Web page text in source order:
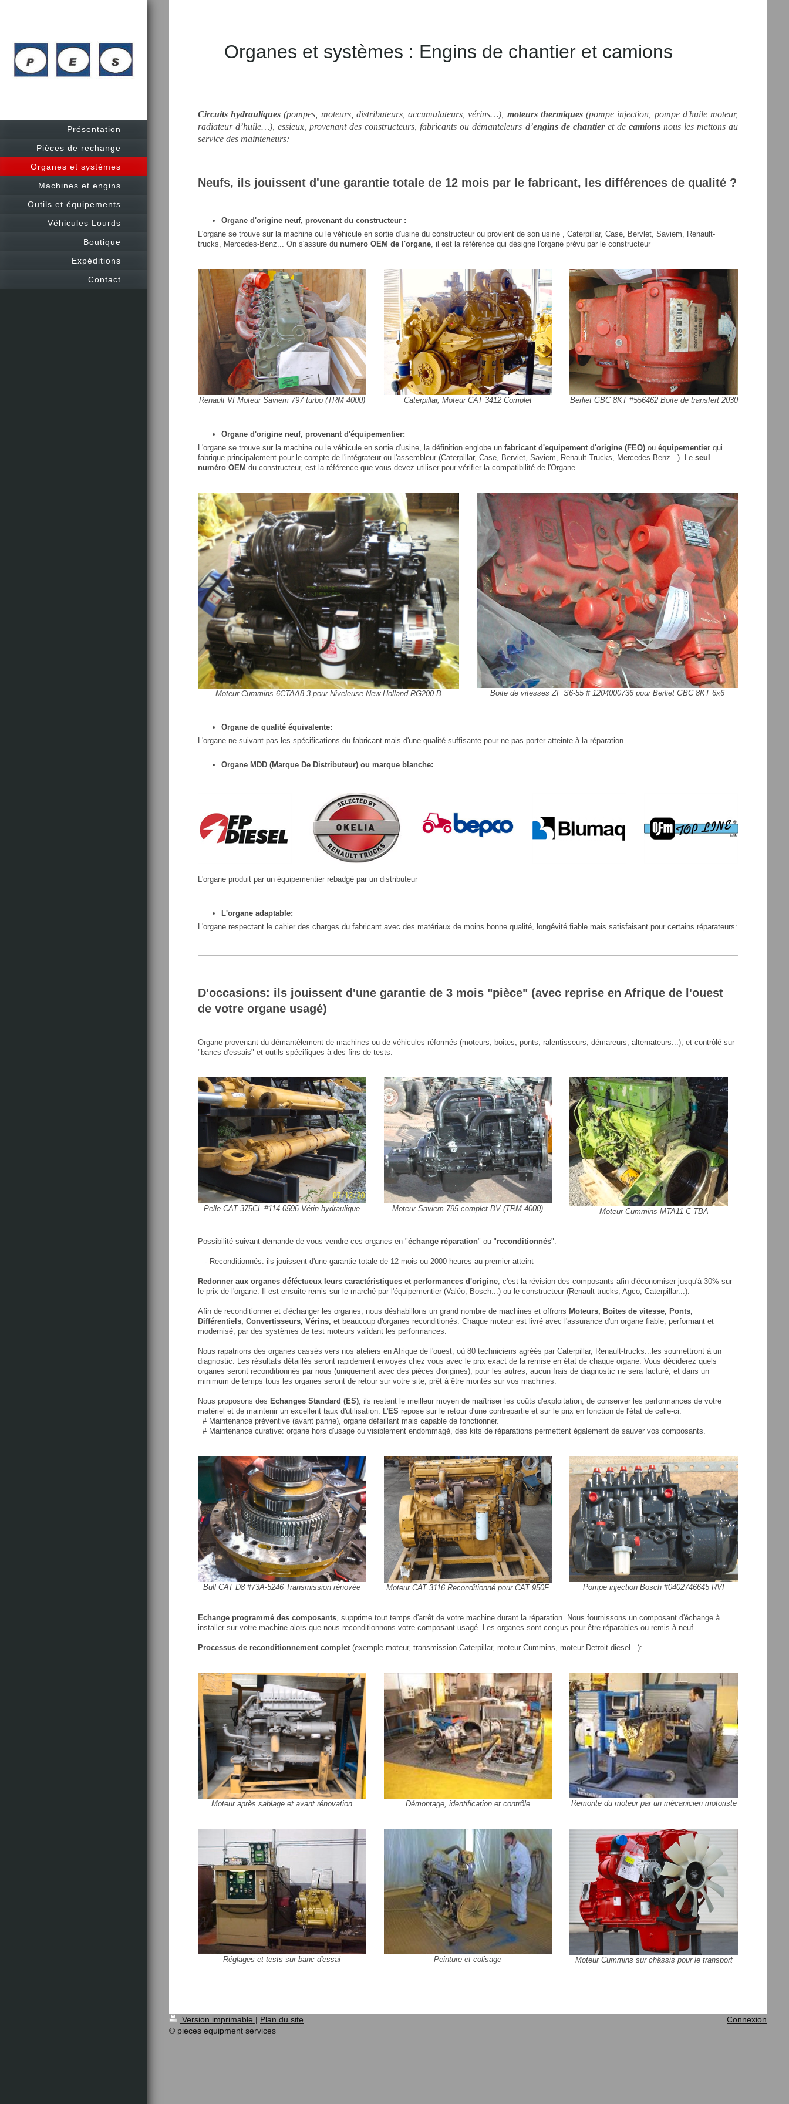
Présentation
Pièces de rechange
Organes et systèmes
Machines et engins
Outils et équipements
Véhicules Lourds
Boutique
Expéditions
Contact
Organes et systèmes : Engins de chantier et camions
Circuits hydrauliques (pompes, moteurs, distributeurs, accumulateurs, vérins…), moteurs thermiques(pompe injection, pompe d'huile moteur,
radiateur d’huile…), essieux, provenant des constructeurs, fabricants ou démanteleurs d’engins de chantieret de camionsnous les mettons au
service des mainteneurs:
Neufs, ils jouissent d'une garantie totale de 12 mois par le fabricant, les différences de qualité ?
Organe d'origine neuf, provenant du constructeur :
L'organe se trouve sur la machine ou le véhicule en sortie d'usine du constructeur ou provient de son usine , Caterpillar, Case, Bervlet, Saviem, Renault-
trucks, Mercedes-Benz... On s'assure du numero OEM de l'organe, il est la référence qui désigne l'organe prévu par le constructeur
Renault VI Moteur Saviem 797 turbo (TRM 4000) Caterpillar, Moteur CAT 3412 Complet Berliet GBC 8KT #556462 Boite de transfert 2030
Organe d'origine neuf, provenant d'équipementier:
L'organe se trouve sur la machine ou le véhicule en sortie d'usine, la définition englobe un fabricant d'equipement d'origine (FEO) ou équipementier qui
fabrique principalement pour le compte de l'intégrateur ou l'assembleur (Caterpillar, Case, Berviet, Saviem, Renault Trucks, Mercedes-Benz...). Le seul
numéro OEM du constructeur, est la référence que vous devez utiliser pour vérifier la compatibilité de l'Organe.
Moteur Cummins 6CTAA8.3 pour Niveleuse New-Holland RG200.B Boite de vitesses ZF S6-55 # 1204000736 pour Berliet GBC 8KT 6x6
Organe de qualité équivalente:
L'organe ne suivant pas les spécifications du fabricant mais d'une qualité suffisante pour ne pas porter atteinte à la réparation.
Organe MDD (Marque De Distributeur) ou marque blanche:
L'organe produit par un équipementier rebadgé par un distributeur
L'organe adaptable:
L'organe respectant le cahier des charges du fabricant avec des matériaux de moins bonne qualité, longévité fiable mais satisfaisant pour certains réparateurs:
D'occasions: ils jouissent d'une garantie de 3 mois "pièce" (avec reprise en Afrique de l'ouest
de votre organe usagé)
Organe provenant du démantèlement de machines ou de véhicules réformés (moteurs, boites, ponts, ralentisseurs, démareurs, alternateurs...), et contrôlé sur
"bancs d'essais" et outils spécifiques à des fins de tests.
Pelle CAT 375CL #114-0596 Vérin hydraulique Moteur Saviem 795 complet BV (TRM 4000) Moteur Cummins MTA11-C TBA
Possibilité suivant demande de vous vendre ces organes en "échange réparation" ou "reconditionnés":
- Reconditionnés: ils jouissent d'une garantie totale de 12 mois ou 2000 heures au premier atteint
Redonner aux organes déféctueux leurs caractéristiques et performances d'origine, c'est la révision des composants afin d'économiser jusqu'à 30% sur
le prix de l'organe. Il est ensuite remis sur le marché par l'équipementier (Valéo, Bosch...) ou le constructeur (Renault-trucks, Agco, Caterpillar...).
Afin de reconditionner et d'échanger les organes, nous déshabillons un grand nombre de machines et offrons Moteurs, Boites de vitesse, Ponts,
Différentiels, Convertisseurs, Vérins, et beaucoup d'organes reconditionés. Chaque moteur est livré avec l'assurance d'un organe fiable, performant et
modernisé, par des systèmes de test moteurs validant les performances.
Nous rapatrions des organes cassés vers nos ateliers en Afrique de l'ouest, où 80 techniciens agréés par Caterpillar, Renault-trucks...les soumettront à un
diagnostic. Les résultats détaillés seront rapidement envoyés chez vous avec le prix exact de la remise en état de chaque organe. Vous déciderez quels
organes seront reconditionnés par nous (uniquement avec des pièces d'origines), pour les autres, aucun frais de diagnostic ne sera facturé, et dans un
minimum de temps tous les organes seront de retour sur votre site, prêt à être montés sur vos machines.
Nous proposons des Echanges Standard (ES), ils restent le meilleur moyen de maîtriser les coûts d'exploitation, de conserver les performances de votre
matériel et de maintenir un excellent taux d'utilisation. L'ES repose sur le retour d'une contrepartie et sur le prix en fonction de l'état de celle-ci:
# Maintenance préventive (avant panne), organe défaillant mais capable de fonctionner.
# Maintenance curative: organe hors d'usage ou visiblement endommagé, des kits de réparations permettent également de sauver vos composants.
Bull CAT D8 #73A-5246 Transmission rénovée Moteur CAT 3116 Reconditionné pour CAT 950F Pompe injection Bosch #0402746645 RVI
Echange programmé des composants , supprime tout temps d'arrêt de votre machine durant la réparation. Nous fournissons un composant d'échange à
installer sur votre machine alors que nous reconditionnons votre composant usagé. Les organes sont conçus pour être réparables ou remis à neuf.
Processus de reconditionnement complet (exemple moteur, transmission Caterpillar, moteur Cummins, moteur Detroit diesel...):
Moteur après sablage et avant rénovation Démontage, identification et contrôle Remonte du moteur par un mécanicien motoriste
Réglages et tests sur banc d'essai Peinture et colisage Moteur Cummins sur châssis pour le transport
Version imprimable | Plan du site
© pieces equipment services
Connexion